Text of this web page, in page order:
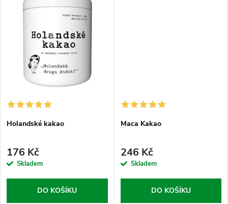
Holandské kakao
176 Kč
Skladem
DO KOŠÍKU
Maca Kakao
246 Kč
Skladem
DO KOŠÍKU